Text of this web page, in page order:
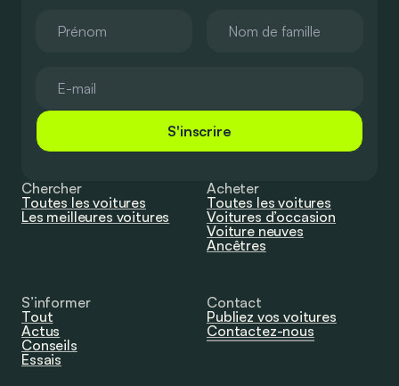
S'inscrire
Chercher
Toutes les voitures
Les meilleures voitures
Acheter
Toutes les voitures
Voitures d’occasion
Voiture neuves
Ancêtres
S’informer
Tout
Actus
Conseils
Essais
Contact
Publiez vos voitures
Contactez-nous